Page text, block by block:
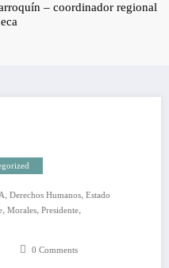
– coordinador regional
, Derechos Humanos, Estado
, Morales, Presidente,
0 Comments